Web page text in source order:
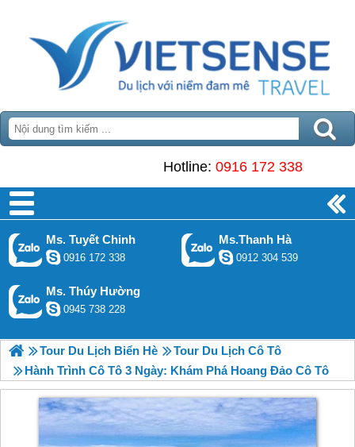
Hotline: 0916 172 338
Ms. Tuyết Chinh
0916 172 338
Ms.Thanh Hà
0912 304 539
Ms. Thúy Hường
0945 738 228
Tour Du Lịch Biển Hè
Tour Du Lịch Cô Tô
Hành Trình Cô Tô 3 Ngày: Khám Phá Hoang Đảo Cô Tô